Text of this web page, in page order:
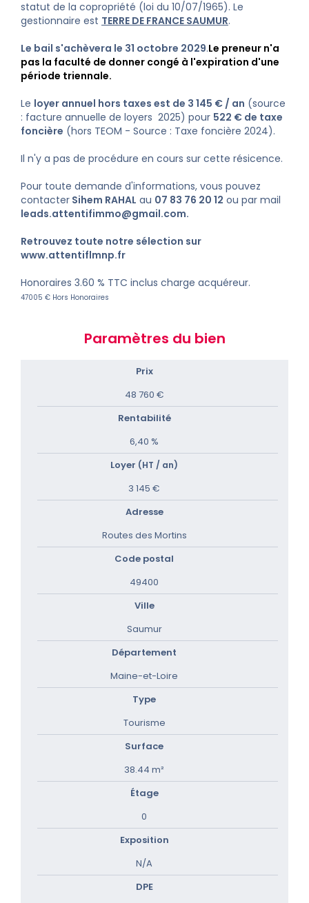
statut de la copropriété (loi du 10/07/1965). Le
gestionnaire est TERRE DE FRANCE SAUMUR.
Le bail s'achèvera le 31 octobre 2029.Le preneur n'a
pas la faculté de donner congé à l'expiration d'une
période triennale.
Le loyer annuel hors taxes est de 3 145 € / an (source
: facture annuelle de loyers 2025) pour 522 € de taxe
foncière (hors TEOM - Source : Taxe foncière 2024).
Il n'y a pas de procédure en cours sur cette résicence.
Pour toute demande d'informations, vous pouvez
contacter Sihem RAHAL au 07 83 76 20 12 ou par mail
leads.attentifimmo@gmail.com.
Retrouvez toute notre sélection sur
www.attentiflmnp.fr
Honoraires 3.60 % TTC inclus charge acquéreur.
47005 € Hors Honoraires
Paramètres du bien
Prix
48 760 €
Rentabilité
6,40 %
Loyer (HT / an)
3 145 €
Adresse
Routes des Mortins
Code postal
49400
Ville
Saumur
Département
Maine-et-Loire
Type
Tourisme
Surface
38.44 m²
Étage
0
Exposition
N/A
DPE